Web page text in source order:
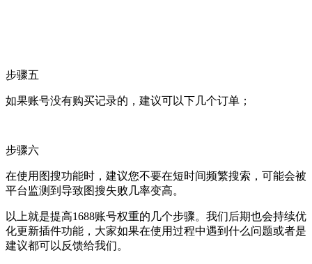
步骤五
如果账号没有购买记录的，建议可以下几个订单；
步骤六
在使用图搜功能时，建议您不要在短时间频繁搜索，可能会被
平台监测到导致图搜失败几率变高。
以上就是提高1688账号权重的几个步骤。我们后期也会持续优
化更新插件功能，大家如果在使用过程中遇到什么问题或者是
建议都可以反馈给我们。